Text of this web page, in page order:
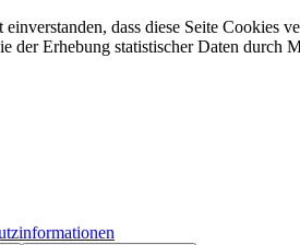
dass diese Seite
Erhebung statistischer Daten durch